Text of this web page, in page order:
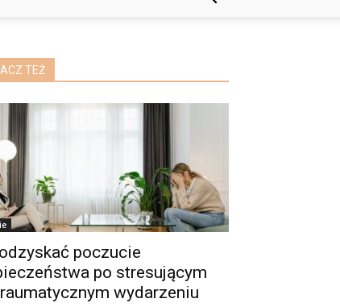
TEŻ
poczucie
po stresującym
wydarzeniu